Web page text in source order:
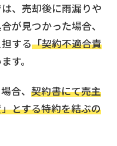
、売却後に雨漏りや
が見つかった場合、
する「契約不適合責
す。
合、 契約書にて売主
とする特約を結ぶの